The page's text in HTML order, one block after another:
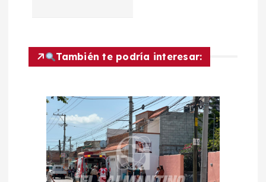
ó
n
También te podría interesar: